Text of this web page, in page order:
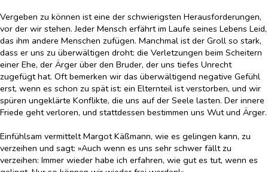
Vergeben zu können ist eine der schwierigsten Herausforderungen,
vor der wir stehen. Jeder Mensch erfährt im Laufe seines Lebens Leid,
das ihm andere Menschen zufügen. Manchmal ist der Groll so stark,
dass er uns zu überwältigen droht: die Verletzungen beim Scheitern
einer Ehe, der Ärger über den Bruder, der uns tiefes Unrecht
zugefügt hat. Oft bemerken wir das überwältigend negative Gefühl
erst, wenn es schon zu spät ist: ein Elternteil ist verstorben, und wir
spüren ungeklärte Konflikte, die uns auf der Seele lasten. Der innere
Friede geht verloren, und stattdessen bestimmen uns Wut und Ärger.
Einfühlsam vermittelt Margot Käßmann, wie es gelingen kann, zu
verzeihen und sagt: »Auch wenn es uns sehr schwer fällt zu
verzeihen: Immer wieder habe ich erfahren, wie gut es tut, wenn es